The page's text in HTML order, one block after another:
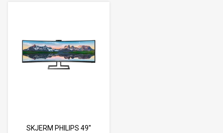
SKJERM PHILIPS 49''